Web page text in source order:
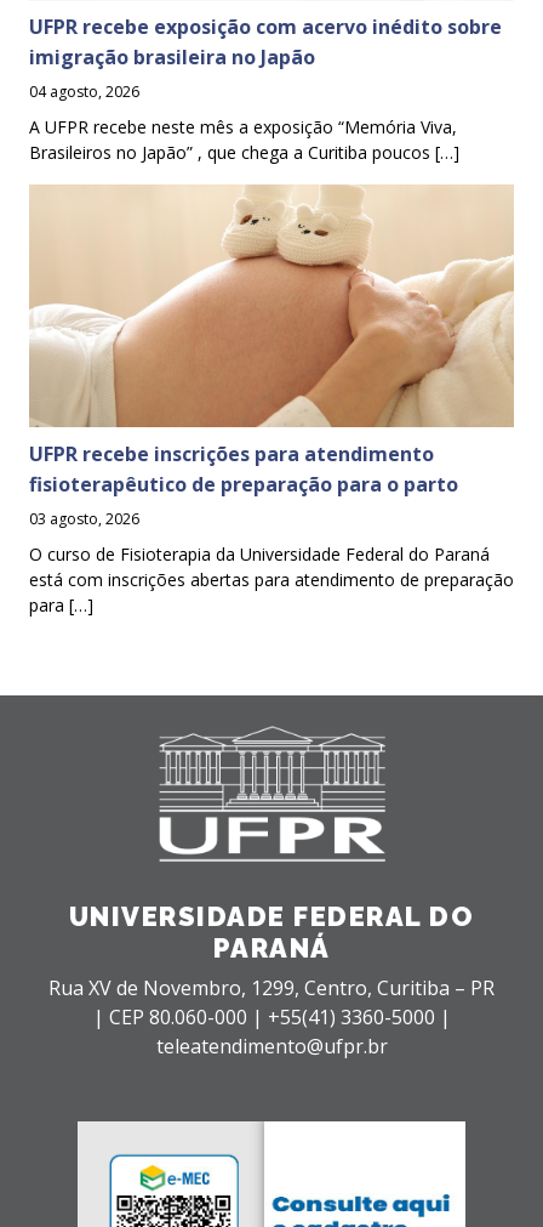
UFPR recebe exposição com acervo inédito sobre
imigração brasileira no Japão
04 agosto, 2026
A UFPR recebe neste mês a exposição “Memória Viva,
Brasileiros no Japão” , que chega a Curitiba poucos […]
UFPR recebe inscrições para atendimento
fisioterapêutico de preparação para o parto
03 agosto, 2026
O curso de Fisioterapia da Universidade Federal do Paraná
está com inscrições abertas para atendimento de preparação
para […]
UNIVERSIDADE FEDERAL DO
PARANÁ
Rua XV de Novembro, 1299, Centro, Curitiba – PR
| CEP 80.060-000 | +55(41) 3360-5000 |
teleatendimento@ufpr.br